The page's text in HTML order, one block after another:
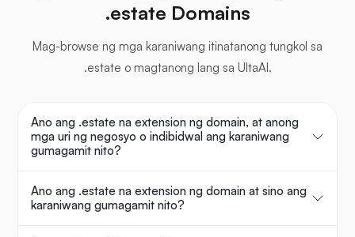
.estate Domains
Mag-browse ng mga karaniwang itinatanong tungkol sa
.estate o magtanong lang sa UltaAI.
Ano ang .estate na extension ng domain, at anong
mga uri ng negosyo o indibidwal ang karaniwang
gumagamit nito?
Ano ang .estate na extension ng domain at sino ang
karaniwang gumagamit nito?